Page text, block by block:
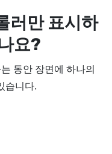
러만 표시하
요?
동안 장면에 하나의
습니다.